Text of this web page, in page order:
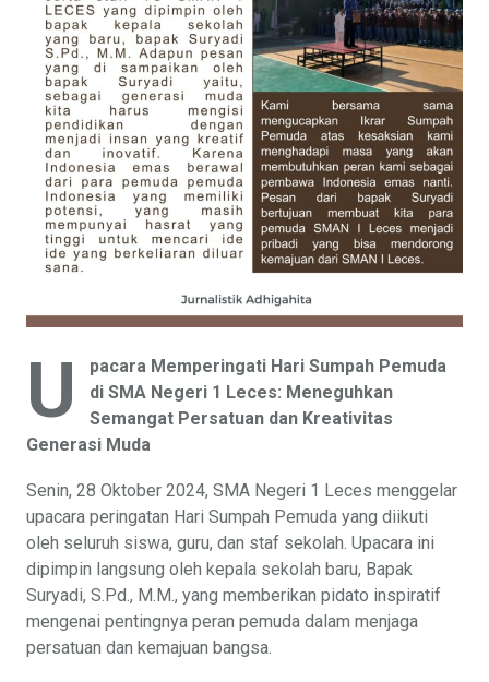
U
pacara Memperingati Hari Sumpah Pemuda
di SMA Negeri 1 Leces: Meneguhkan
Semangat Persatuan dan Kreativitas
Generasi Muda
Senin, 28 Oktober 2024, SMA Negeri 1 Leces menggelar
upacara peringatan Hari Sumpah Pemuda yang diikuti
oleh seluruh siswa, guru, dan staf sekolah. Upacara ini
dipimpin langsung oleh kepala sekolah baru, Bapak
Suryadi, S.Pd., M.M., yang memberikan pidato inspiratif
mengenai pentingnya peran pemuda dalam menjaga
persatuan dan kemajuan bangsa.